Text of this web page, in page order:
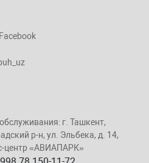
г. Taшкент,
p-н, yл. Эльбeка, д. 14,
центp «ABИАПAPК»